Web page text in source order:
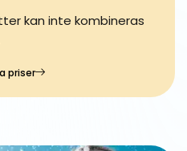
kan inte kombineras
priser